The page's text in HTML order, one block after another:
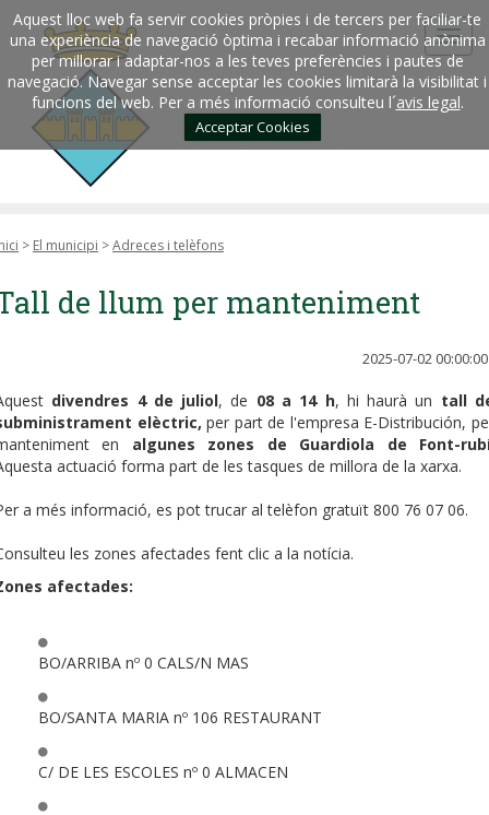
Aquest lloc web fa servir cookies pròpies i de tercers per faciliar-te
una experiència de navegació òptima i recabar informació anònima
per millorar i adaptar-nos a les teves preferències i pautes de
navegació. Navegar sense acceptar les cookies limitarà la visibilitat i
funcions del web. Per a més informació consulteu l´avis legal.
Acceptar Cookies
> El municipi >Adreces i telèfons
de llum per manteniment
2025-07-02 00:00:00
divendres 4 de juliol, de 08 a 14 h, hi haurà un tall
elèctric,per part de l'empresa E-Distribución,
en algunes zones de Guardiola de Font-
actuació forma part de les tasques de millora de la xarxa.
a més informació, es pot trucar al telèfon gratuït 800 76 07 06.
les zones afectades fent clic a la notícia.
afectades:
BO/ARRIBA nº 0 CALS/N MAS
BO/SANTA MARIA nº 106 RESTAURANT
C/ DE LES ESCOLES nº 0 ALMACEN